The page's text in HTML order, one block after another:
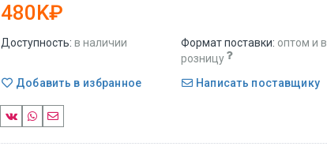
480K₽
Доступность: в наличии Формат поставки: оптом и в
розницу
Добавить в избранное
Написать поставщику